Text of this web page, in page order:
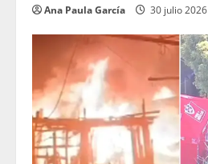
Ana Paula García 30 julio 2026